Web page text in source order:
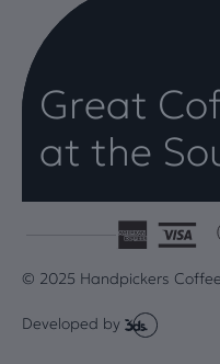
Great
at the
© 2025 Handpickers
Developed by